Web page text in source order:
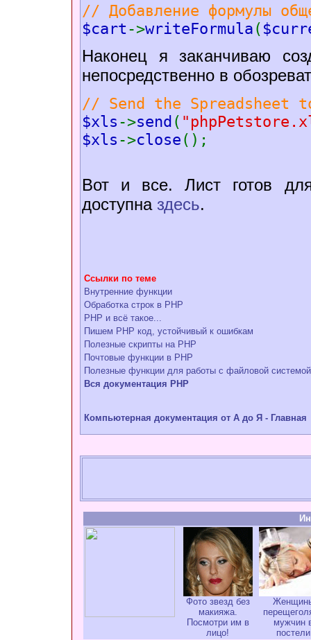
// Добавление формулы
$cart->writeFormula(
Наконец я заканчиваю
непосредственно в
// Send the Spreadsheet
$xls->send(
$xls->close();
Вот и все. Лист готов
доступна здесь.
Ссылки по теме
Внутренние функции
Обработка строк в РНР
PHP и всё такое...
Пишем PHP код, устойчивый к ошибкам
Полезные скрипты на PHP
Почтовые функции в РНР
Полезные функции для работы с файловой системой
Вся документация PHP
Компьютерная документация от А до Я - Главная
Фото звезд без
макияжа.
Посмотри им в
лицо!
мужчин
постели